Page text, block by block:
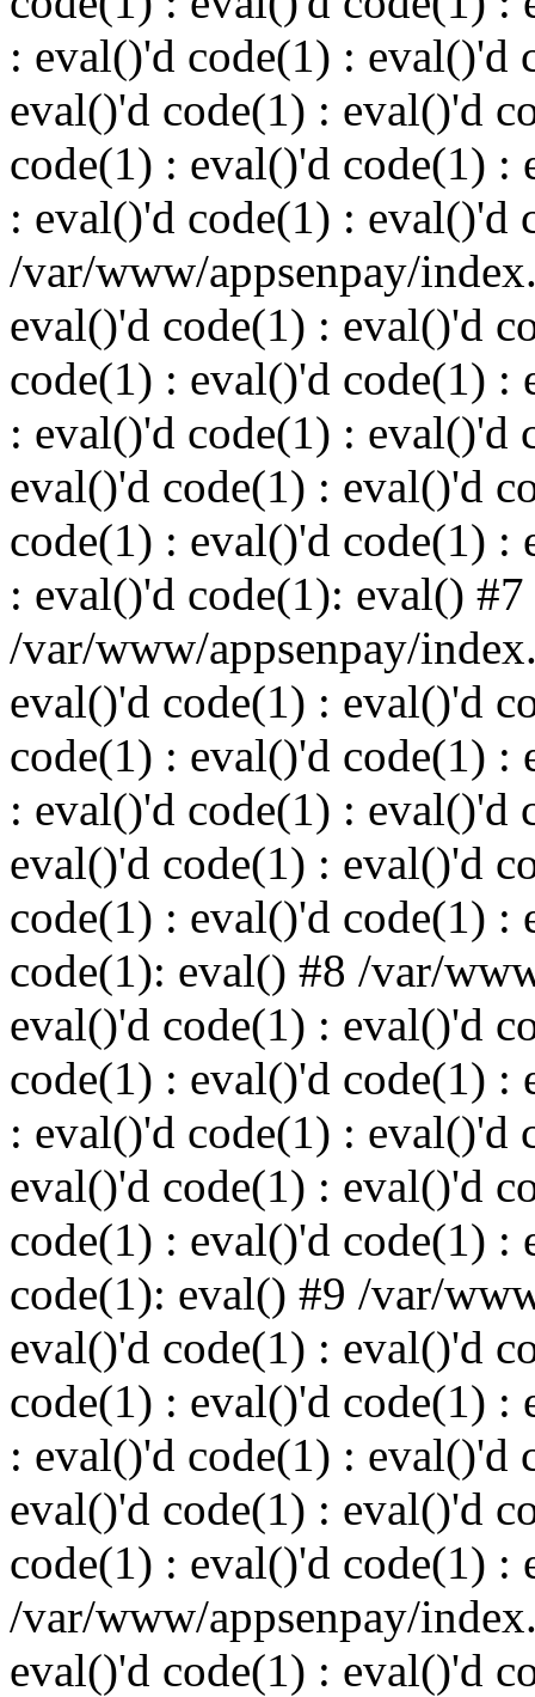
: eval()'d code(1) : eval()'d
eval()'d code(1) : eval()'d
code(1) : eval()'d code(1) :
: eval()'d code(1) : eval()'d
/var/www/appsenpay/
eval()'d code(1) : eval()'d
code(1) : eval()'d code(1) :
: eval()'d code(1) : eval()'d
eval()'d code(1) : eval()'d
code(1) : eval()'d code(1) :
: eval()'d code(1): eval() #7
/var/www/appsenpay/
eval()'d code(1) : eval()'d
code(1) : eval()'d code(1) :
: eval()'d code(1) : eval()'d
eval()'d code(1) : eval()'d
code(1) : eval()'d code(1) :
code(1): eval() #8 /var/
eval()'d code(1) : eval()'d
code(1) : eval()'d code(1) :
: eval()'d code(1) : eval()'d
eval()'d code(1) : eval()'d
code(1) : eval()'d code(1) :
code(1): eval() #9 /var/
eval()'d code(1) : eval()'d
code(1) : eval()'d code(1) :
: eval()'d code(1) : eval()'d
eval()'d code(1) : eval()'d
code(1) : eval()'d code(1) :
/var/www/appsenpay/
eval()'d code(1) : eval()'d